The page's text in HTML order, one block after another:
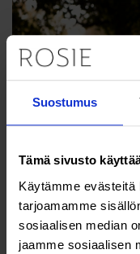
Suostumus
Tämä sivusto
Käytämme evästeitä
tarjoamamme
sosiaalisen median
jaamme sosiaalisen
Liikunta on ollut aina
ryhdyttiin korjaamaan